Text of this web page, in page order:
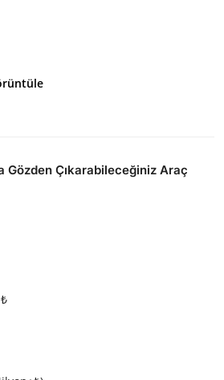
Gözden Çıkarabileceğiniz Araç